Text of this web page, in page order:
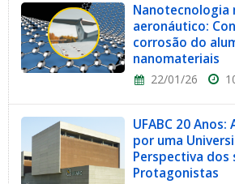
Nanotecnologia
aeronáutico:
corrosão do
nanomateriais
22/01/26
UFABC 20 Anos:
por uma
Perspectiva dos
Protagonistas